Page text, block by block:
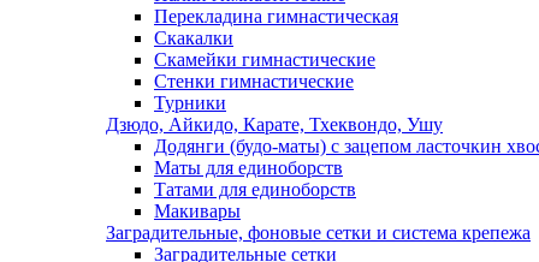
Перекладина гимнастическая
Скакалки
Скамейки гимнастические
Стенки гимнастические
Турники
Дзюдо, Айкидо, Карате, Тхеквондо, Ушу
Додянги (будо-маты) с зацепом ласточкин
Маты для единоборств
Татами для единоборств
Макивары
Заградительные, фоновые сетки и система крепежа
Заградительные сетки